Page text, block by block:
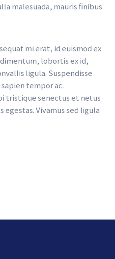
malesuada, mauris finibus
mi erat, id euismod ex
lobortis ex id,
ligula. Suspendisse
tempor ac.
tristique senectus et netus
egestas. Vivamus sed ligula